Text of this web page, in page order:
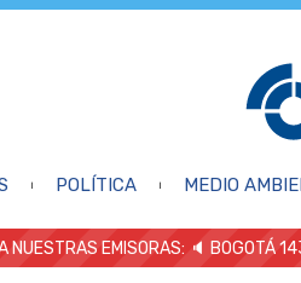
POLÍTICA MEDIO
NUESTRAS EMISORAS: 🔈 BOGOTÁ